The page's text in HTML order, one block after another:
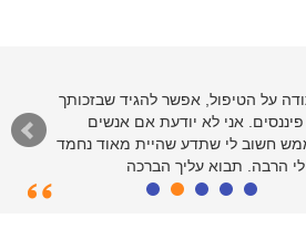
על הטיפול, אפשר להגיד שבזכותך
פיננסים. אני לא יודעת אם אנשים
חשוב לי שתדע שהיית מאוד נחמד
לי הרבה. תבוא עליך הברכה